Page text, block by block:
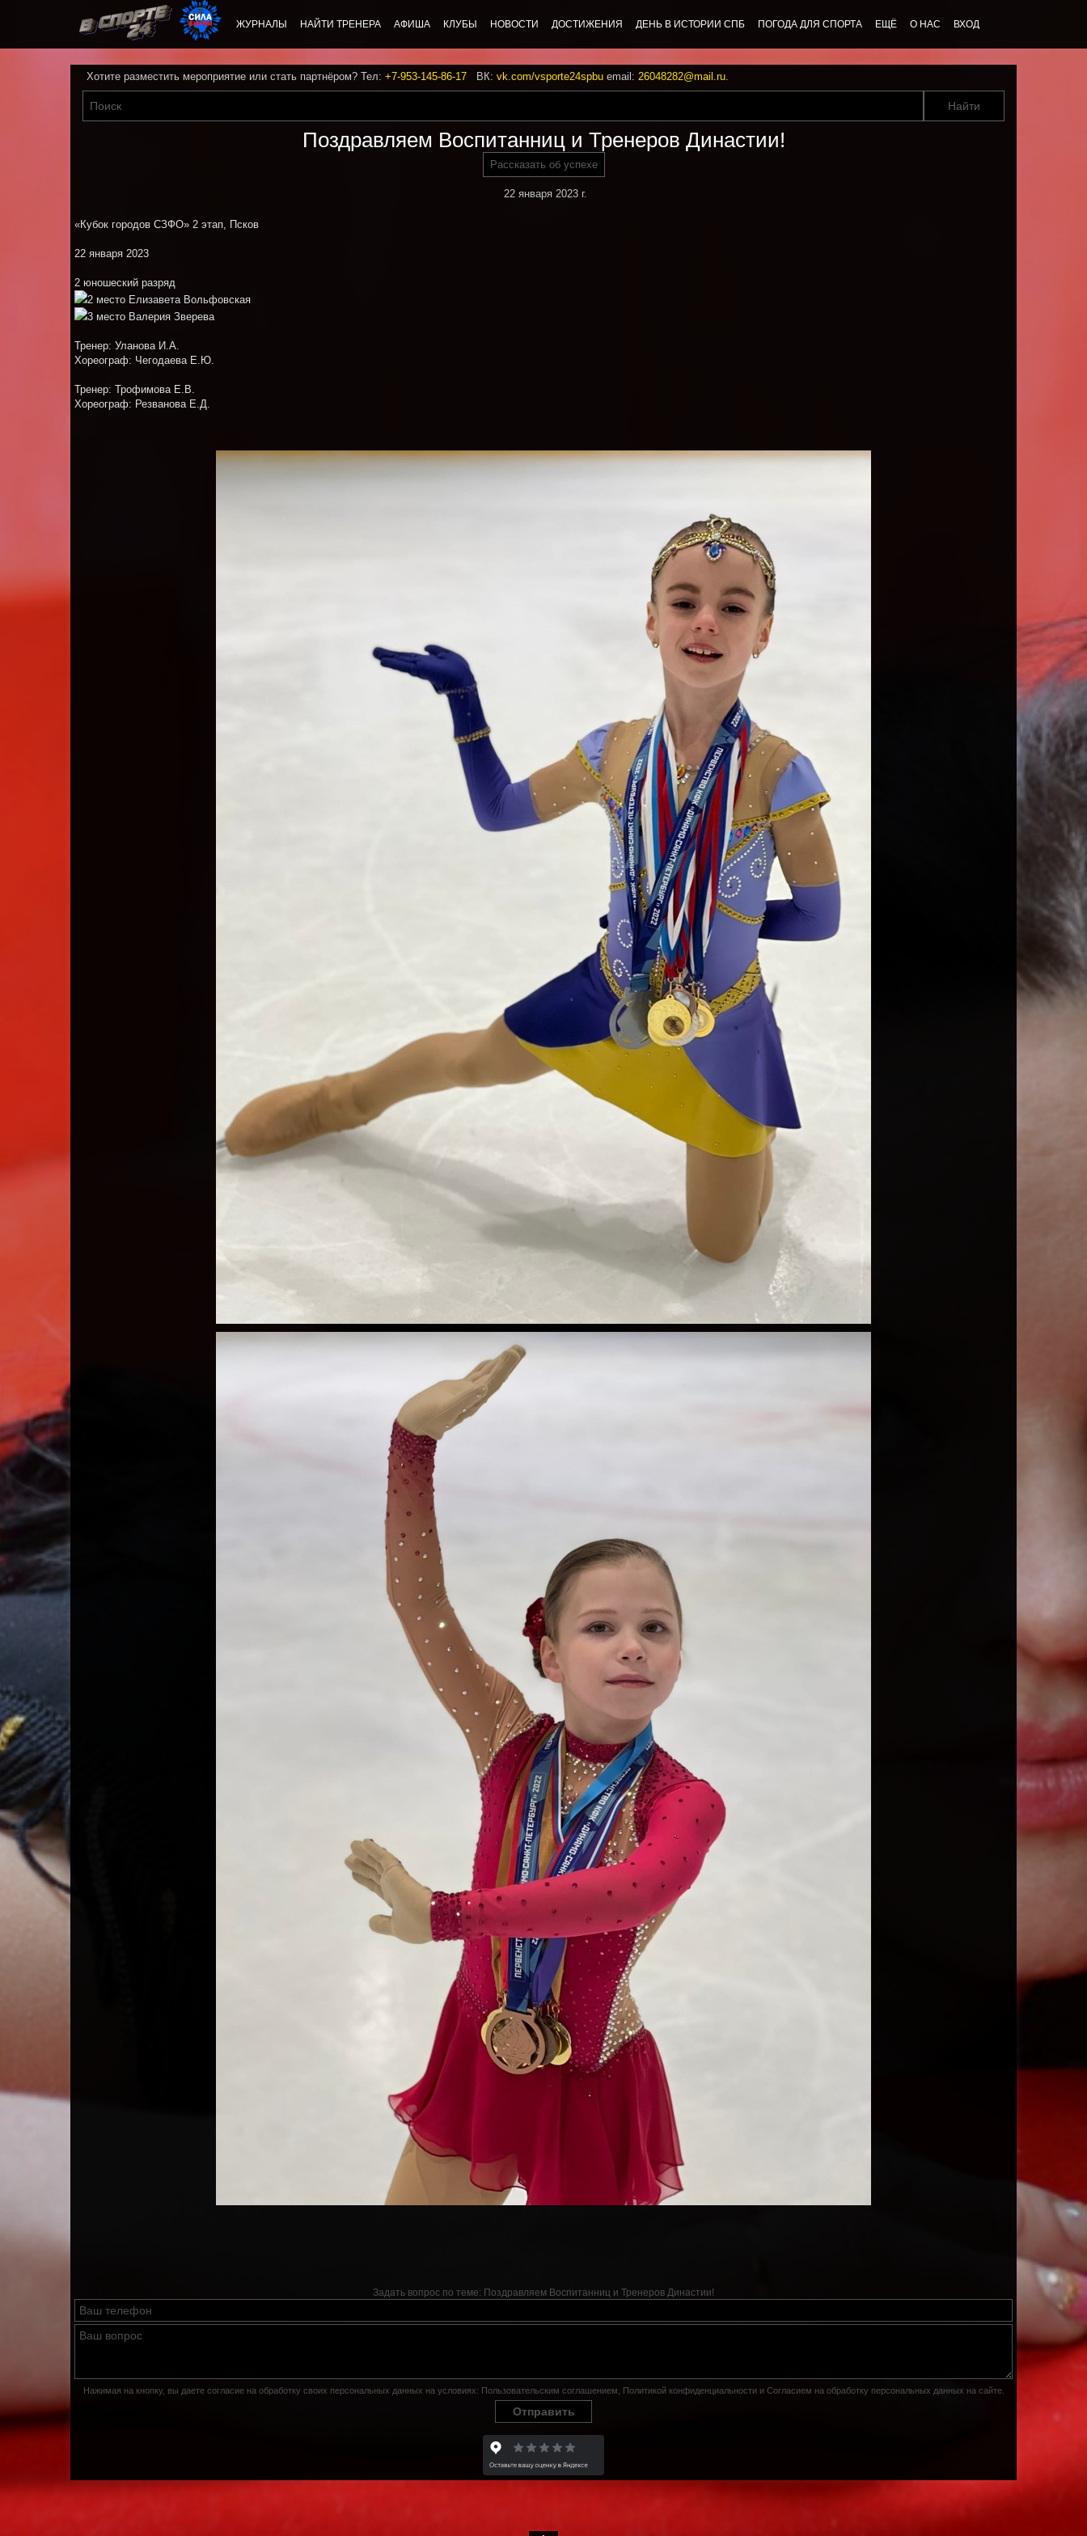
ЖУРНАЛЫ НАЙТИ ТРЕНЕРА АФИША КЛУБЫ НОВОСТИ ДОСТИЖЕНИЯ ДЕНЬ В ИСТОРИИ СПБ ПОГОДА ДЛЯ СПОРТА ЕЩЁ О НАС ВХОД
Хотите разместить мероприятие или стать партнёром? Тел: +7-953-145-86-17 ВК: vk.com/vsporte24spbu email: 26048282@mail.ru.
Поздравляем Воспитанниц и Тренеров Династии!
Рассказать об успехе
22 января 2023 г.
«Кубок городов СЗФО» 2 этап, Псков
22 января 2023
2 юношеский разряд
2 место Елизавета Вольфовская
3 место Валерия Зверева
Тренер: Уланова И.А.
Хореограф: Чегодаева Е.Ю.
Тренер: Трофимова Е.В.
Хореограф: Резванова Е.Д.
Задать вопрос по теме: Поздравляем Воспитанниц и Тренеров Династии!
Нажимая на кнопку, вы даете согласие на обработку своих персональных данных на условиях: Пользовательским соглашением Политикой конфиденциальностии Согласием на обработку персональных данных на сайте.
Отправить